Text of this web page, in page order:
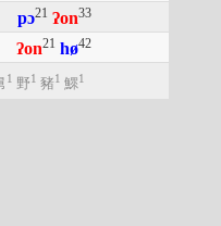
pɔ21 ʔon33
ʔon21 hø42
1 野1 豬1 鰥1